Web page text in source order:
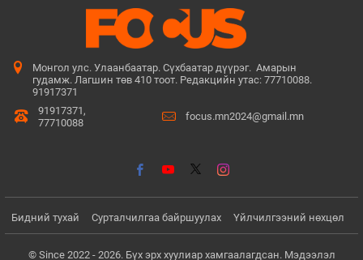
Монгол улс. Улаанбаатар. Сүхбаатар дүүрэг. Амарын
гудамж. Лагшин төв 410 тоот. Редакцийн утас: 77710088.
91917371
91917371,
77710088
focus.mn2024@gmail.mn
Бидний тухай Сурталчилгаа байршуулах Үйлчилгээний нөхцөл
© Since 2022 - 2026. Бүх эрх хуулиар хамгаалагдсан. Мэдээлэл